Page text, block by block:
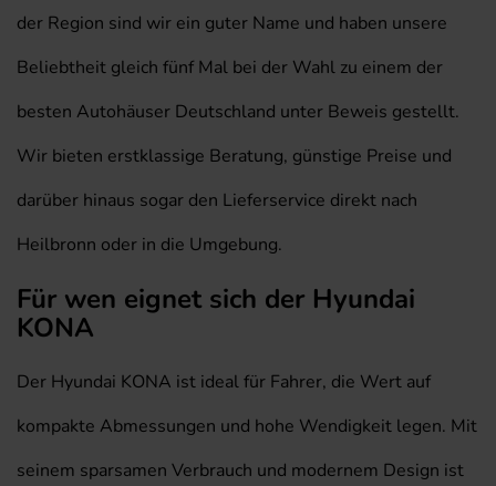
der Region sind wir ein guter Name und haben unsere
Beliebtheit gleich fünf Mal bei der Wahl zu einem der
besten Autohäuser Deutschland unter Beweis gestellt.
Wir bieten erstklassige Beratung, günstige Preise und
darüber hinaus sogar den Lieferservice direkt nach
Heilbronn oder in die Umgebung.
Für wen eignet sich der Hyundai
KONA
Der Hyundai KONA ist ideal für Fahrer, die Wert auf
kompakte Abmessungen und hohe Wendigkeit legen. Mit
seinem sparsamen Verbrauch und modernem Design ist